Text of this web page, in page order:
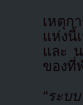
เหตุก
แห่ง
และ
ของที่
“ระบ